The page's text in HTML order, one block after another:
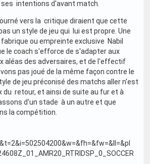
intentions d'avant match.
vers la critique diraient que cette
un style de jeu qui lui est propre. Une
ou empreinte exclusive Nabil
le coach s'efforce de s'adapter aux
aléas des adversaires, et de l'effectif
pas joué de la même façon contre le
de jeu préconisé des matchs aller n'est
du retour, et ainsi de suite au fur et à
d'un stade à un autre et que
la compétition.